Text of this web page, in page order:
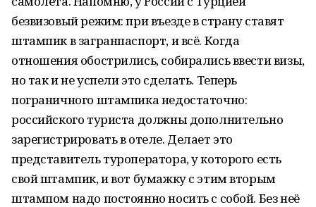
безвизовый режим: при въезде в страну ставят
штампик в загранпаспорт, и всё. Когда
отношения обострились, собирались ввести визы,
но так и не успели это сделать. Теперь
пограничного штампика недостаточно:
российского туриста должны дополнительно
зарегистрировать в отеле. Делает это
представитель туроператора, у которого есть
свой штампик, и вот бумажку с этим вторым
штампом надо постоянно носить с собой. Без неё